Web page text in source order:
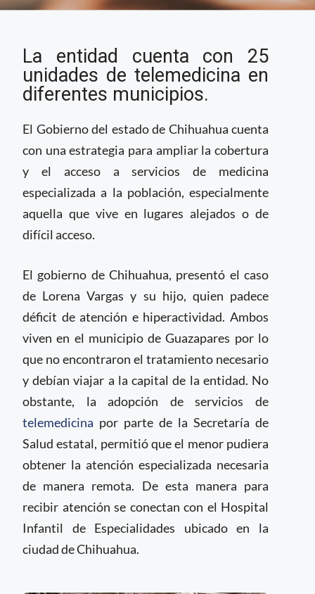
cobertura de atención
especializada a través
de unidades de
telemedicina
La entidad cuenta con 25
unidades de telemedicina en
diferentes municipios.
El Gobierno del estado de Chihuahua cuenta
con una estrategia para ampliar la cobertura
y el acceso a servicios de medicina
especializada a la población, especialmente
aquella que vive en lugares alejados o de
difícil acceso.
El gobierno de Chihuahua, presentó el caso
de Lorena Vargas y su hijo, quien padece
déficit de atención e hiperactividad. Ambos
viven en el municipio de Guazapares por lo
que no encontraron el tratamiento necesario
y debían viajar a la capital de la entidad. No
obstante, la adopción de servicios de
telemedicina por parte de la Secretaría de
Salud estatal, permitió que el menor pudiera
obtener la atención especializada necesaria
de manera remota. De esta manera para
recibir atención se conectan con el Hospital
Infantil de Especialidades ubicado en la
ciudad de Chihuahua.